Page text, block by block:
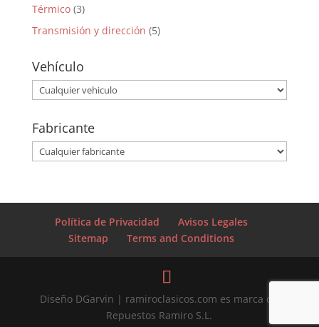
Térmico (3)
Transmisión y dirección (5)
Vehículo
Fabricante
Política de Privacidad
Avisos Legales
Sitemap
Terms and Conditions
Diseño DGarvin | ramiroclasicos.com es marca de
Repuestos Ramiro S.L.